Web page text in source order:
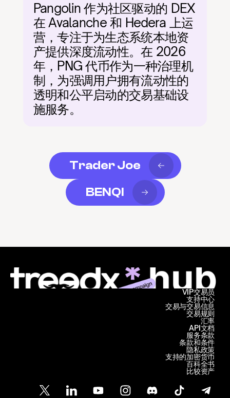
Pangolin 作为社区驱动的 DEX
在 Avalanche 和 Hedera 上运
营，专注于为生态系统本地资
产提供深度流动性。在 2026
年，PNG 代币作为一种治理机
制，为强调用户拥有流动性的
透明和公平启动的交易基础设
施服务。
Trader Joe
BENQI
支持中心
交易与交易信息
VIP交易员
交易规则
汇率
API文档
服务条款
条款和条件
隐私政策
支持的加密货币
百科全书
比较资产